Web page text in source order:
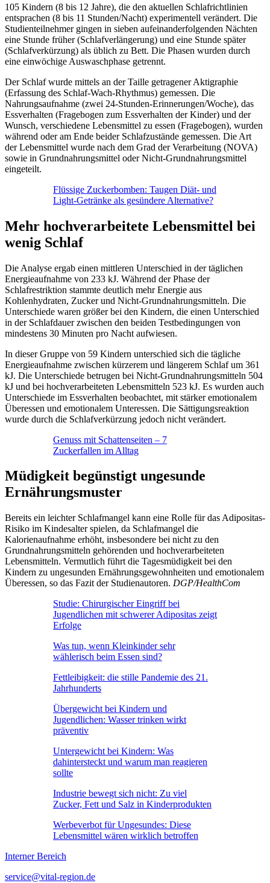
105 Kindern (8 bis 12 Jahre), die den aktuellen Schlafrichtlinien
entsprachen (8 bis 11 Stunden/Nacht) experimentell verändert. Die
Studienteilnehmer gingen in sieben aufeinanderfolgenden Nächten
eine Stunde früher (Schlafverlängerung) und eine Stunde später
(Schlafverkürzung) als üblich zu Bett. Die Phasen wurden durch
eine einwöchige Auswaschphase getrennt.
Der Schlaf wurde mittels an der Taille getragener Aktigraphie
(Erfassung des Schlaf-Wach-Rhythmus) gemessen. Die
Nahrungsaufnahme (zwei 24-Stunden-Erinnerungen/Woche), das
Essverhalten (Fragebogen zum Essverhalten der Kinder) und der
Wunsch, verschiedene Lebensmittel zu essen (Fragebogen), wurden
während oder am Ende beider Schlafzustände gemessen. Die Art
der Lebensmittel wurde nach dem Grad der Verarbeitung (NOVA)
sowie in Grundnahrungsmittel oder Nicht-Grundnahrungsmittel
eingeteilt.
Flüssige Zuckerbomben: Taugen Diät- und
Light-Getränke als gesündere Alternative?
Mehr hochverarbeitete Lebensmittel bei
wenig Schlaf
Die Analyse ergab einen mittleren Unterschied in der täglichen
Energieaufnahme von 233 kJ. Während der Phase der
Schlafrestriktion stammte deutlich mehr Energie aus
Kohlenhydraten, Zucker und Nicht-Grundnahrungsmitteln. Die
Unterschiede waren größer bei den Kindern, die einen Unterschied
in der Schlafdauer zwischen den beiden Testbedingungen von
mindestens 30 Minuten pro Nacht aufwiesen.
In dieser Gruppe von 59 Kindern unterschied sich die tägliche
Energieaufnahme zwischen kürzerem und längerem Schlaf um 361
kJ. Die Unterschiede betrugen bei Nicht-Grundnahrungsmitteln 504
kJ und bei hochverarbeiteten Lebensmitteln 523 kJ. Es wurden auch
Unterschiede im Essverhalten beobachtet, mit stärker emotionalem
Überessen und emotionalem Unteressen. Die Sättigungsreaktion
wurde durch die Schlafverkürzung jedoch nicht verändert.
Genuss mit Schattenseiten – 7
Zuckerfallen im Alltag
Müdigkeit begünstigt ungesunde
Ernährungsmuster
Bereits ein leichter Schlafmangel kann eine Rolle für das Adipositas-
Risiko im Kindesalter spielen, da Schlafmangel die
Kalorienaufnahme erhöht, insbesondere bei nicht zu den
Grundnahrungsmitteln gehörenden und hochverarbeiteten
Lebensmitteln. Vermutlich führt die Tagesmüdigkeit bei den
Kindern zu ungesunden Ernährungsgewohnheiten und emotionalem
Überessen, so das Fazit der Studienautoren. DGP/HealthCom
Studie: Chirurgischer Eingriff bei
Jugendlichen mit schwerer Adipositas zeigt
Erfolge
Was tun, wenn Kleinkinder sehr
wählerisch beim Essen sind?
Fettleibigkeit: die stille Pandemie des 21.
Jahrhunderts
Übergewicht bei Kindern und
Jugendlichen: Wasser trinken wirkt
präventiv
Untergewicht bei Kindern: Was
dahintersteckt und warum man reagieren
sollte
Industrie bewegt sich nicht: Zu viel
Zucker, Fett und Salz in Kinderprodukten
Werbeverbot für Ungesundes: Diese
Lebensmittel wären wirklich betroffen
Interner Bereich
service@vital-region.de